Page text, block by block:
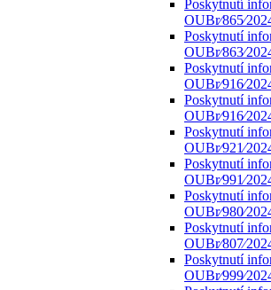
Poskytnutí
Poskytnutí
Poskytnutí
Poskytnutí
Poskytnutí
Poskytnutí
Poskytnutí
Poskytnutí
Poskytnutí